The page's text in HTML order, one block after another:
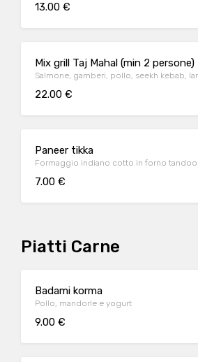
13.00 €
Mix grill Taj Mahal (min 2 persone)
Salmone, gamberi, pollo, seekh kebab,
22.00 €
Paneer tikka
Formaggio indiano cotto in forno
7.00 €
Piatti Carne
Badami korma
Pollo, mandorle e yogurt
9.00 €